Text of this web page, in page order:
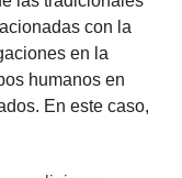
con la
en la
humanos en
En este caso,